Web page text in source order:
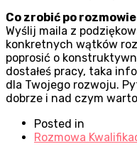
Co zrobić po
Wyślij maila z
konkretnych wątków
poprosić o
dostałeś pracy, taka
dla Twojego rozwoju.
dobrze i nad czym
Posted in
Rozmowa